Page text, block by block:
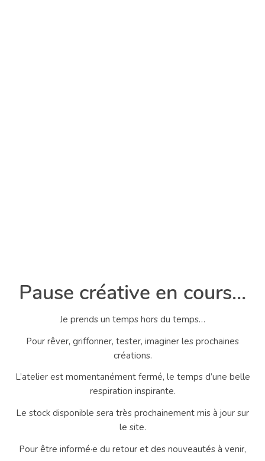
Pause créative en cours…
Je prends un temps hors du temps…
Pour rêver, griffonner, tester, imaginer les prochaines
créations.
L’atelier est momentanément fermé, le temps d’une belle
respiration inspirante.
Le stock disponible sera très prochainement mis à jour sur
le site.
Pour être informé·e du retour et des nouveautés à venir,